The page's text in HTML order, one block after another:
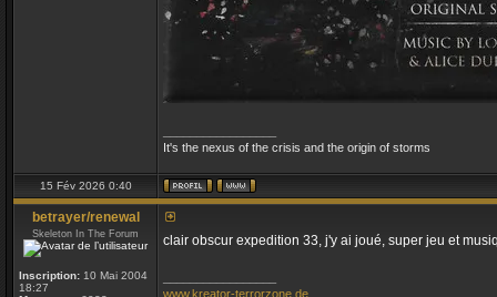
It's the nexus of the crisis and the origin of storms
15 Fév 2026 0:40
betrayer/renewal
Skeleton In The Forum
Inscription: 10 Mai 2004
18:27
clair obscur expedition 33, j'y ai joué, super jeu et
www.kreator-terrorzone.de